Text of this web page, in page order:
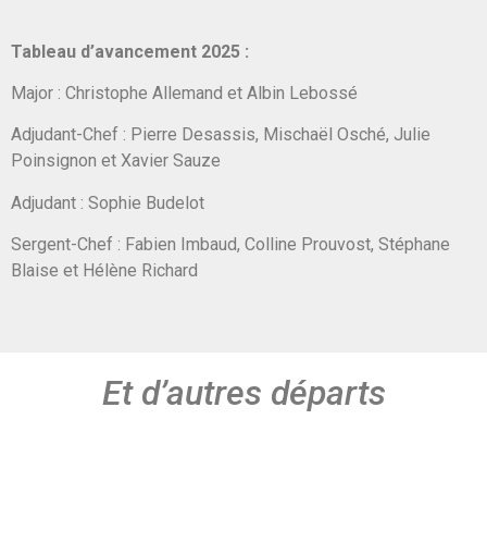
Tableau d’avancement 2025 :
Major : Christophe Allemand et Albin Lebossé
Adjudant-Chef : Pierre Desassis, Mischaël Osché, Julie
Poinsignon et Xavier Sauze
Adjudant : Sophie Budelot
Sergent-Chef : Fabien Imbaud, Colline Prouvost, Stéphane
Blaise et Hélène Richard
Et d’autres départs